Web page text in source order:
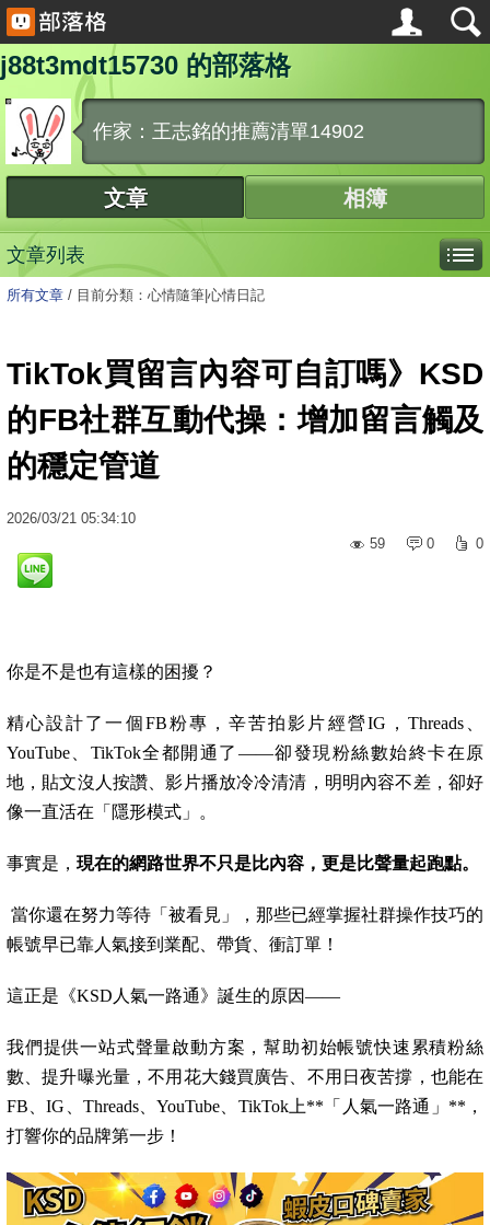
j88t3mdt15730 的部落格
作家：王志銘的推薦清單14902
文章 相簿
文章列表
所有文章 / 目前分類：心情隨筆|心情日記
TikTok買留言內容可自訂嗎》KSD
的FB社群互動代操：增加留言觸及
的穩定管道
2026/03/21 05:34:10
59
0 0
你是不是也有這樣的困擾？
精心設計了一個FB粉專，辛苦拍影片經營IG，Threads、
YouTube、TikTok全都開通了——卻發現粉絲數始終卡在原
地，貼文沒人按讚、影片播放冷冷清清，明明內容不差，卻好
像一直活在「隱形模式」。
事實是， 現在的網路世界不只是比內容，更是比聲量起跑點。
當你還在努力等待「被看見」，那些已經掌握社群操作技巧的
帳號早已靠人氣接到業配、帶貨、衝訂單！
這正是《KSD人氣一路通》誕生的原因——
我們提供一站式聲量啟動方案，幫助初始帳號快速累積粉絲
數、提升曝光量，不用花大錢買廣告、不用日夜苦撐，也能在
FB、IG、Threads、YouTube、TikTok上**「人氣一路通」**，
打響你的品牌第一步！